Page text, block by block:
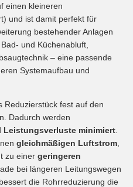
einen kleineren
und ist damit perfekt für
bestehender Anlagen
und Küchenabluft,
– eine passende
Systemaufbau und
Reduzierstück fest auf den
Dadurch werden
Leistungsverluste minimiert
gleichmäßigen Luftstrom
zu einer geringeren
bei längeren Leitungswegen
die Rohrreduzierung die